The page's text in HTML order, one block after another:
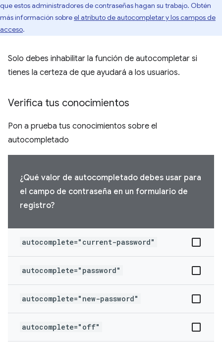
que estos administradores de contraseñas hagan su trabajo. Obtén
más información sobreel atributo de autocompletar y los campos de
acceso.
Solo debes inhabilitar la función de autocompletar si
tienes la certeza de que ayudará a los usuarios.
Verifica tus conocimientos
Pon a prueba tus conocimientos sobre el
autocompletado
¿Qué valor de autocompletado debes usar para
el campo de contraseña en un formulario de
registro?
autocomplete="current-password"
autocomplete="password"
autocomplete="new-password"
autocomplete="off"